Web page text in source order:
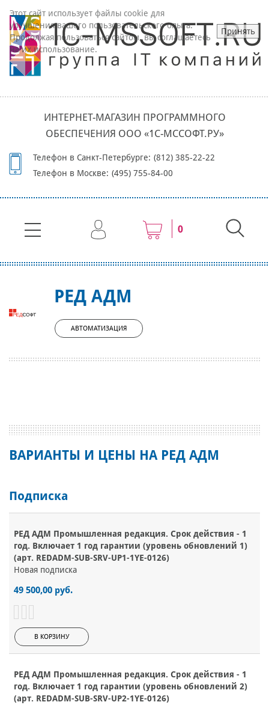
ИНТЕРНЕТ-МАГАЗИН ПРОГРАММНОГО
ОБЕСПЕЧЕНИЯ ООО «1С-МССОФТ.РУ»
Телефон в Санкт-Петербурге: (812) 385-22-22
Телефон в Москве: (495) 755-84-00
0
РЕД АДМ
АВТОМАТИЗАЦИЯ
ВАРИАНТЫ И ЦЕНЫ НА РЕД АДМ
Подписка
РЕД АДМ Промышленная редакция. Срок действия - 1
год. Включает 1 год гарантии (уровень обновлений 1)
(арт. REDADM-SUB-SRV-UP1-1YE-0126)
Новая подписка
49 500,00 руб.
В КОРЗИНУ
РЕД АДМ Промышленная редакция. Срок действия - 1
год. Включает 1 год гарантии (уровень обновлений 2)
(арт. REDADM-SUB-SRV-UP2-1YE-0126)
Этот сайт использует файлы cookie для
улучшения вашего пользовательского опыта.
Продолжая пользоваться сайтом, вы соглашаетесь
на их использование.
Принять